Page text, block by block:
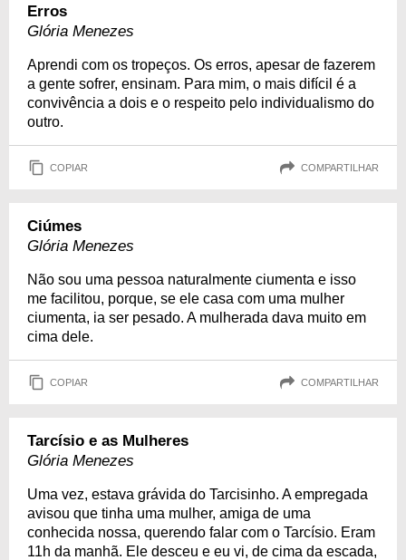
Erros
Glória Menezes
Aprendi com os tropeços. Os erros, apesar de fazerem
a gente sofrer, ensinam. Para mim, o mais difícil é a
convivência a dois e o respeito pelo individualismo do
outro.
COPIAR COMPARTILHAR
Ciúmes
Glória Menezes
Não sou uma pessoa naturalmente ciumenta e isso
me facilitou, porque, se ele casa com uma mulher
ciumenta, ia ser pesado. A mulherada dava muito em
cima dele.
COPIAR COMPARTILHAR
Tarcísio e as Mulheres
Glória Menezes
Uma vez, estava grávida do Tarcisinho. A empregada
avisou que tinha uma mulher, amiga de uma
conhecida nossa, querendo falar com o Tarcísio. Eram
11h da manhã. Ele desceu e eu vi, de cima da escada,